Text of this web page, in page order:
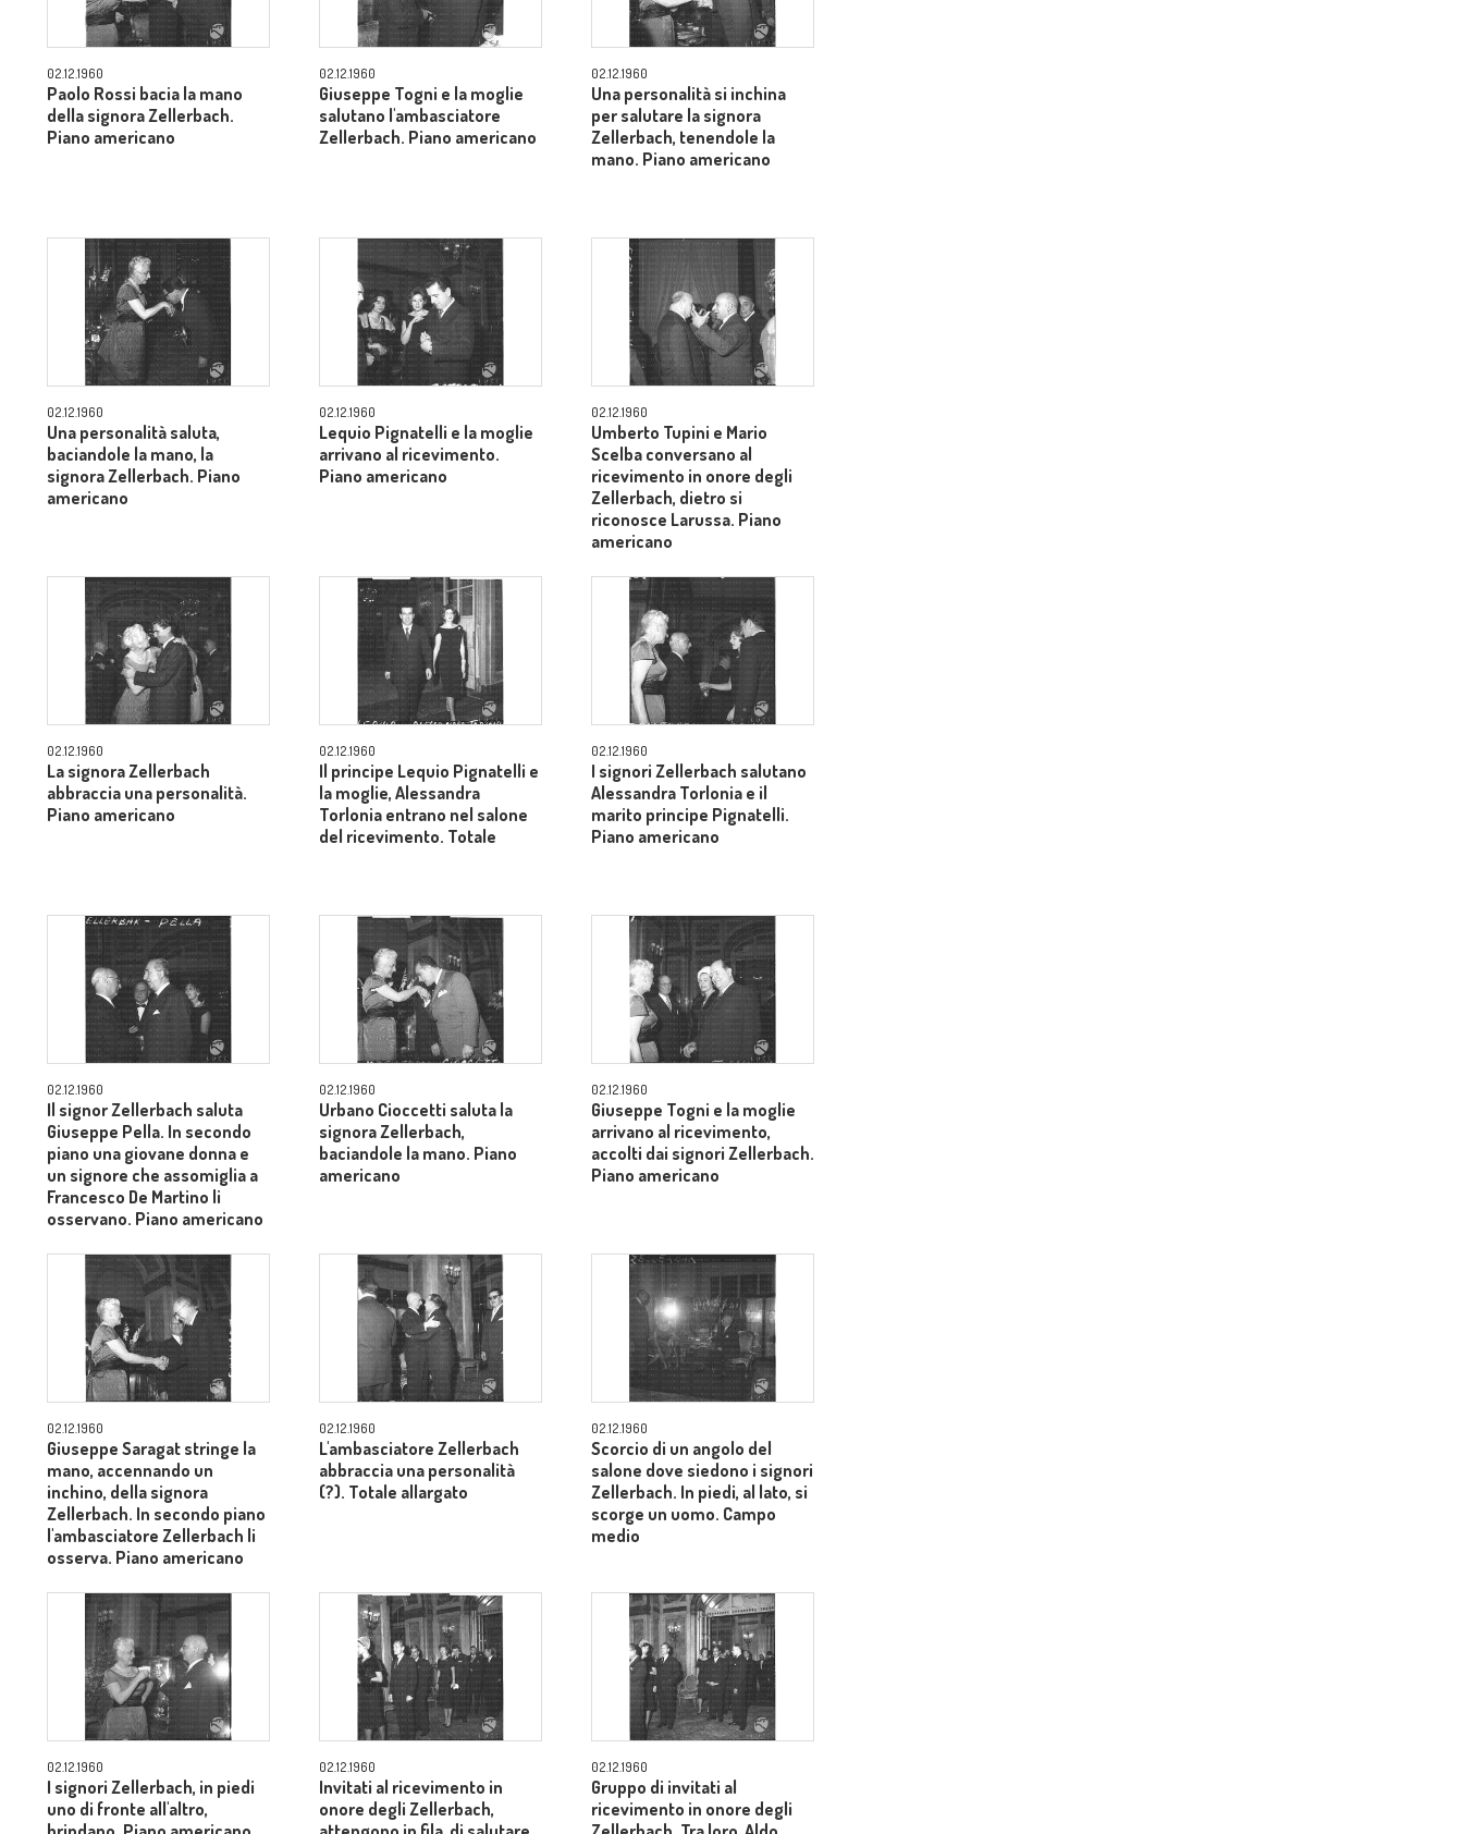
02.12.1960
Paolo Rossi bacia la mano
della signora Zellerbach.
Piano americano
02.12.1960
Giuseppe Togni e la moglie
salutano l'ambasciatore
Zellerbach. Piano americano
02.12.1960
Una personalità si inchina
per salutare la signora
Zellerbach, tenendole la
mano. Piano americano
02.12.1960
Una personalità saluta,
baciandole la mano, la
signora Zellerbach. Piano
americano
02.12.1960
Lequio Pignatelli e la moglie
arrivano al ricevimento.
Piano americano
02.12.1960
Umberto Tupini e Mario
Scelba conversano al
ricevimento in onore degli
Zellerbach, dietro si
riconosce Larussa. Piano
americano
02.12.1960
La signora Zellerbach
abbraccia una personalità.
Piano americano
02.12.1960
Il principe Lequio Pignatelli e
la moglie, Alessandra
Torlonia entrano nel salone
del ricevimento. Totale
02.12.1960
I signori Zellerbach salutano
Alessandra Torlonia e il
marito principe Pignatelli.
Piano americano
02.12.1960
Il signor Zellerbach saluta
Giuseppe Pella. In secondo
piano una giovane donna e
un signore che assomiglia a
Francesco De Martino li
osservano. Piano americano
02.12.1960
Urbano Cioccetti saluta la
signora Zellerbach,
baciandole la mano. Piano
americano
02.12.1960
Giuseppe Togni e la moglie
arrivano al ricevimento,
accolti dai signori Zellerbach.
Piano americano
02.12.1960
Giuseppe Saragat stringe la
mano, accennando un
inchino, della signora
Zellerbach. In secondo piano
l'ambasciatore Zellerbach li
osserva. Piano americano
02.12.1960
L'ambasciatore Zellerbach
abbraccia una personalità
(?). Totale allargato
02.12.1960
Scorcio di un angolo del
salone dove siedono i signori
Zellerbach. In piedi, al lato, si
scorge un uomo. Campo
medio
02.12.1960
I signori Zellerbach, in piedi
uno di fronte all'altro,
02.12.1960
Invitati al ricevimento in
onore degli Zellerbach,
02.12.1960
Gruppo di invitati al
ricevimento in onore degli